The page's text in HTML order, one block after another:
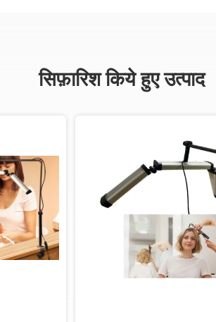
सिफ़ारिश किये हुए उत्पाद